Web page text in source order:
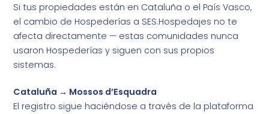
Si tus propiedades están en Cataluña o el País Vasco,
el cambio de Hospederías a SES.Hospedajes no te
afecta directamente — estas comunidades nunca
usaron Hospederías y siguen con sus propios
sistemas.
Cataluña → Mossos d’Esquadra
El registro sigue haciéndose a través de la plataforma